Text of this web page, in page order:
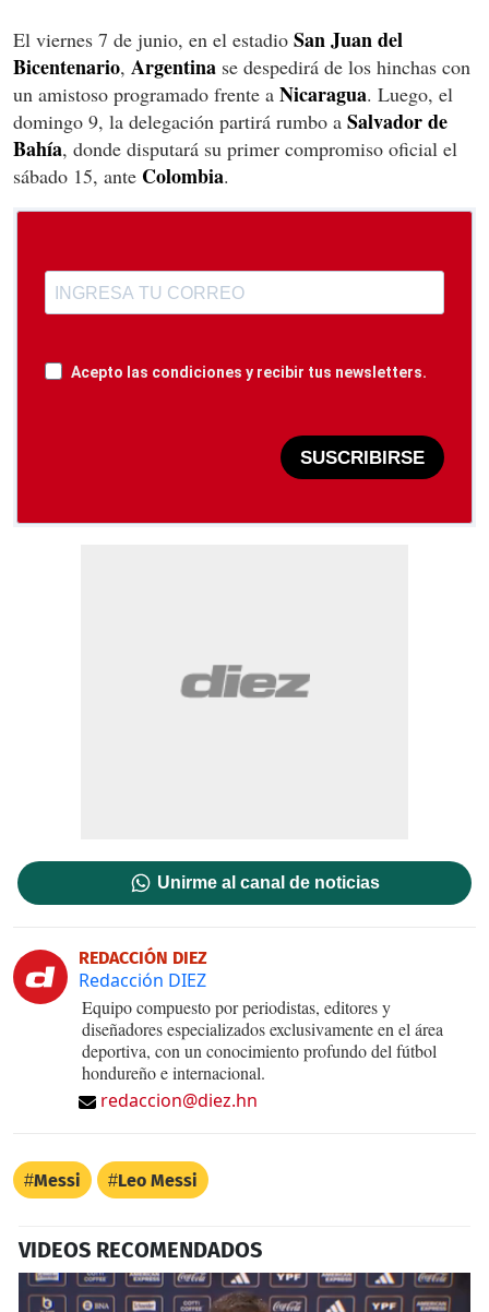
El viernes 7 de junio, en el estadio San Juan del
Bicentenario, Argentina se despedirá de los hinchas con
un amistoso programado frente a Nicaragua. Luego, el
domingo 9, la delegación partirá rumbo a Salvador de
Bahía, donde disputará su primer compromiso oficial el
sábado 15, ante Colombia.
Acepto las condiciones y recibir tus newsletters.
SUSCRIBIRSE
Unirme al canal de noticias
REDACCIÓN DIEZ
Redacción DIEZ
Equipo compuesto por periodistas, editores y
diseñadores especializados exclusivamente en el área
deportiva, con un conocimiento profundo del fútbol
hondureño e internacional.
redaccion@diez.hn
Messi Leo Messi
VIDEOS RECOMENDADOS